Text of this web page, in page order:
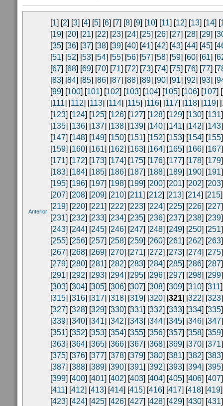
Anterior
[1] [2] [3] [4] [5] [6] [7] [8] [9] [10] [11] [12] [13] [14] [
[19] [20] [21] [22] [23] [24] [25] [26] [27] [28] [29] [
[35] [36] [37] [38] [39] [40] [41] [42] [43] [44] [45] [
[51] [52] [53] [54] [55] [56] [57] [58] [59] [60] [61] [
[67] [68] [69] [70] [71] [72] [73] [74] [75] [76] [77] [
[83] [84] [85] [86] [87] [88] [89] [90] [91] [92] [93] [
[99] [100] [101] [102] [103] [104] [105] [106] [107] [
[111] [112] [113] [114] [115] [116] [117] [118] [119] [
[123] [124] [125] [126] [127] [128] [129] [130] [131
[135] [136] [137] [138] [139] [140] [141] [142] [143
[147] [148] [149] [150] [151] [152] [153] [154] [155
[159] [160] [161] [162] [163] [164] [165] [166] [167
[171] [172] [173] [174] [175] [176] [177] [178] [179
[183] [184] [185] [186] [187] [188] [189] [190] [191
[195] [196] [197] [198] [199] [200] [201] [202] [203
[207] [208] [209] [210] [211] [212] [213] [214] [215
[219] [220] [221] [222] [223] [224] [225] [226] [227
[231] [232] [233] [234] [235] [236] [237] [238] [239
[243] [244] [245] [246] [247] [248] [249] [250] [251
[255] [256] [257] [258] [259] [260] [261] [262] [263
[267] [268] [269] [270] [271] [272] [273] [274] [275
[279] [280] [281] [282] [283] [284] [285] [286] [287
[291] [292] [293] [294] [295] [296] [297] [298] [299
[303] [304] [305] [306] [307] [308] [309] [310] [311
[315] [316] [317] [318] [319] [320] [321] [322] [323
[327] [328] [329] [330] [331] [332] [333] [334] [335
[339] [340] [341] [342] [343] [344] [345] [346] [347
[351] [352] [353] [354] [355] [356] [357] [358] [359
[363] [364] [365] [366] [367] [368] [369] [370] [371
[375] [376] [377] [378] [379] [380] [381] [382] [383
[387] [388] [389] [390] [391] [392] [393] [394] [395
[399] [400] [401] [402] [403] [404] [405] [406] [407
[411] [412] [413] [414] [415] [416] [417] [418] [419
[423] [424] [425] [426] [427] [428] [429] [430] [431]